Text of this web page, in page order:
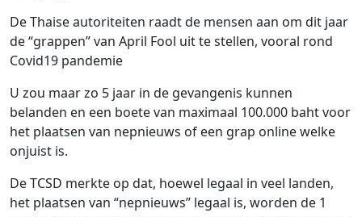
De Thaise autoriteiten raadt de mensen aan om dit jaar
de “grappen” van April Fool uit te stellen, vooral rond
Covid19 pandemie
U zou maar zo 5 jaar in de gevangenis kunnen
belanden en een boete van maximaal 100.000 baht voor
het plaatsen van nepnieuws of een grap online welke
onjuist is.
De TCSD merkte op dat, hoewel legaal in veel landen,
het plaatsen van “nepnieuws” legaal is, worden de 1